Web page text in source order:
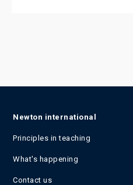
Newton international
Principles in teaching
What's happening
Contact us